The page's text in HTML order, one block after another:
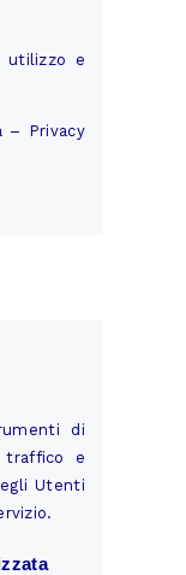
utilizzo e
– Privacy
di
traffico e
Utenti